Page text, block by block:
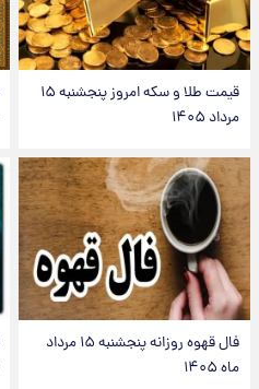
قیمت طلا و سکه امروز پنجشنبه ۱۵
مرداد ۱۴۰۵
فال قهوه روزانه پنجشنبه ۱۵ مرداد
ماه ۱۴۰۵